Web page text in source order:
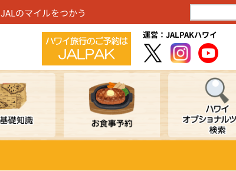
JALのマイルをつかう
運営：JALPAKハワイ